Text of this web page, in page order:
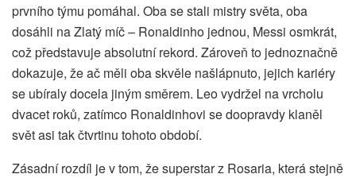
prvního týmu pomáhal. Oba se stali mistry světa, oba
dosáhli na Zlatý míč – Ronaldinho jednou, Messi osmkrát,
což představuje absolutní rekord. Zároveň to jednoznačně
dokazuje, že ač měli oba skvěle našlápnuto, jejich kariéry
se ubíraly docela jiným směrem. Leo vydržel na vrcholu
dvacet roků, zatímco Ronaldinhovi se doopravdy klaněl
svět asi tak čtvrtinu tohoto období.
Zásadní rozdíl je v tom, že superstar z Rosaria, která stejně